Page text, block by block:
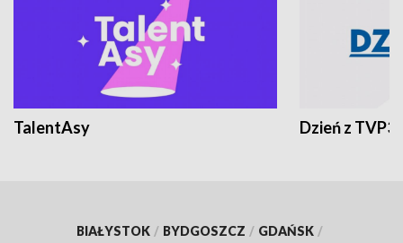
TalentAsy Dzień z TVP3
BIAŁYSTOK / BYDGOSZCZ / GDAŃSK /